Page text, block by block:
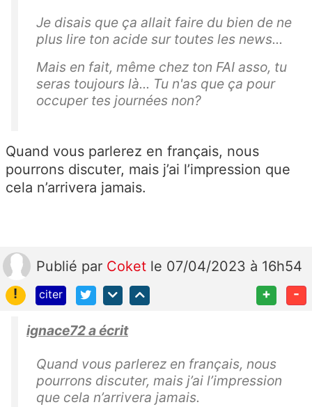
Je disais que ça allait faire du bien de ne
plus lire ton acide sur toutes les news...
Mais en fait, même chez ton FAI asso, tu
seras toujours là... Tu n'as que ça pour
occuper tes journées non?
Quand vous parlerez en français, nous
pourrons discuter, mais j’ai l’impression que
cela n’arrivera jamais.
Publié par Coket le 07/04/2023 à 16h54
!
citer + -
ignace72 a écrit
Quand vous parlerez en français, nous
pourrons discuter, mais j’ai l’impression
que cela n’arrivera jamais.